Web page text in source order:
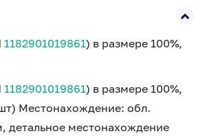
1182901019861) в размере 100%,
1182901019861) в размере 100%,
Местонахождение: обл.
детальное местонахождение